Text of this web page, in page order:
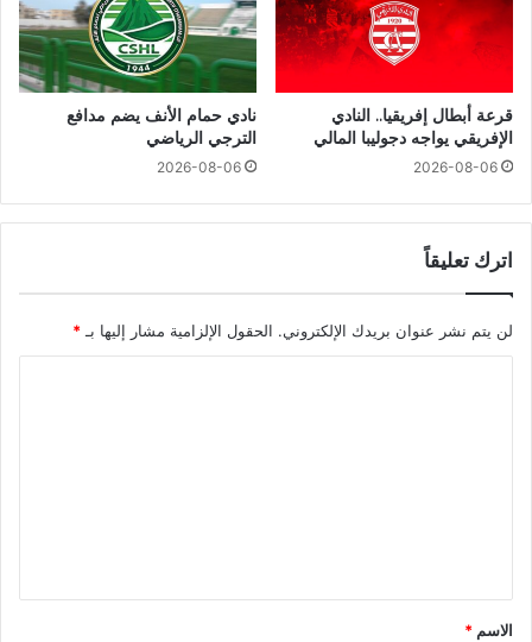
قرعة أبطال إفريقيا.. النادي
الإفريقي يواجه دجوليبا المالي
2026-08-06
نادي حمام الأنف يضم مدافع
الترجي الرياضي
2026-08-06
اترك تعليقاً
لن يتم نشر عنوان بريدك الإلكتروني. الحقول الإلزامية مشار إليها بـ*
*
الاسم *